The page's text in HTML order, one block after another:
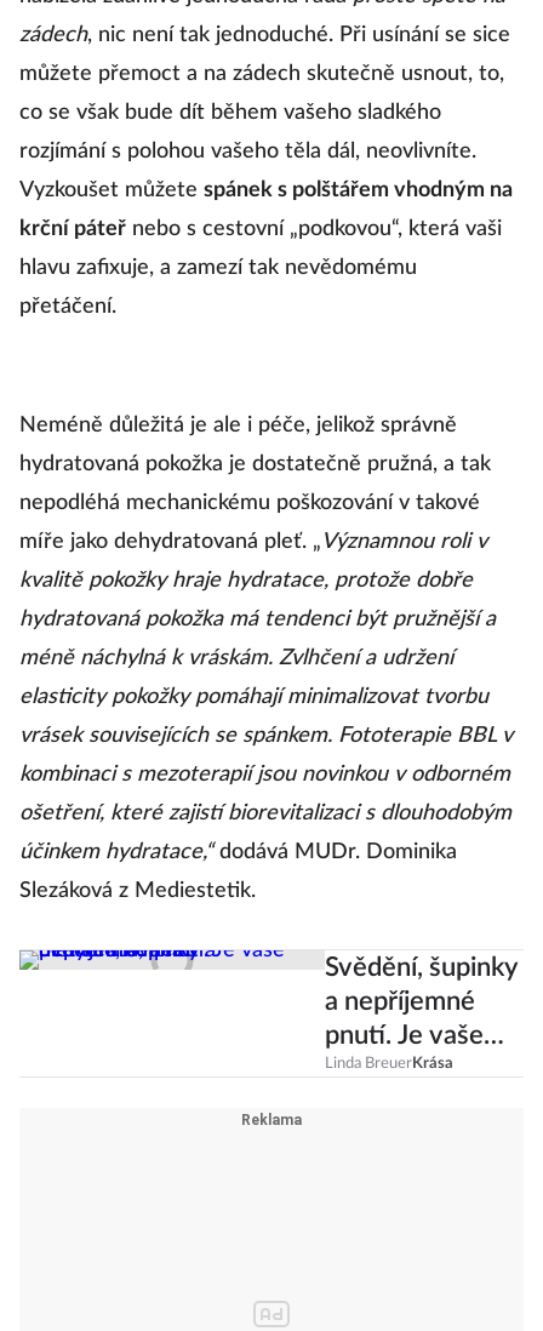
zádech, nic není tak jednoduché. Při usínání se sice
můžete přemoct a na zádech skutečně usnout, to,
co se však bude dít během vašeho sladkého
rozjímání s polohou vašeho těla dál, neovlivníte.
Vyzkoušet můžete spánek s polštářem vhodným na
krční páteř nebo s cestovní „podkovou“, která vaši
hlavu zafixuje, a zamezí tak nevědomému
přetáčení.
Neméně důležitá je ale i péče, jelikož správně
hydratovaná pokožka je dostatečně pružná, a tak
nepodléhá mechanickému poškozování v takové
míře jako dehydratovaná pleť. „ Významnou roli v
kvalitě pokožky hraje hydratace, protože dobře
hydratovaná pokožka má tendenci být pružnější a
méně náchylná k vráskám. Zvlhčení a udržení
elasticity pokožky pomáhají minimalizovat tvorbu
vrásek souvisejících se spánkem. Fototerapie BBL v
kombinaci s mezoterapií jsou novinkou v odborném
ošetření, které zajistí biorevitalizaci s dlouhodobým
účinkem hydratace,“ dodává MUDr. Dominika
Slezáková z Mediestetik.
Svědění, šupinky
a nepříjemné
pnutí. Je vaše
pleť suchá, nebo
Linda BreuerKrása